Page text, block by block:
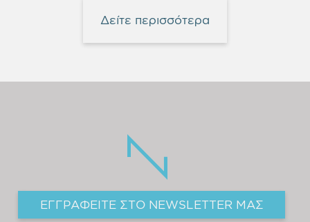
Δείτε περισσότερα
ΕΓΓΡΑΦΕΙΤΕ ΣΤΟ NEWSLETTER ΜΑΣ